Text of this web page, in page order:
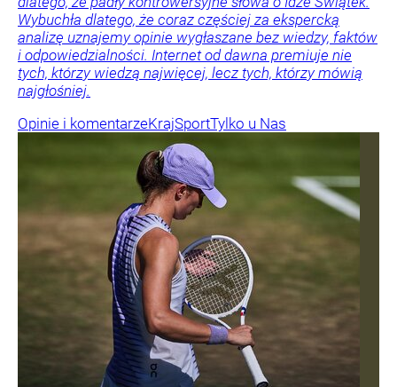
Wybuchła dlatego, że coraz częściej za ekspercką
analizę uznajemy opinie wygłaszane bez wiedzy, faktów
i odpowiedzialności. Internet od dawna premiuje nie
tych, którzy wiedzą najwięcej, lecz tych, którzy mówią
najgłośniej.
Opinie i komentarzeKrajSportTylko u Nas